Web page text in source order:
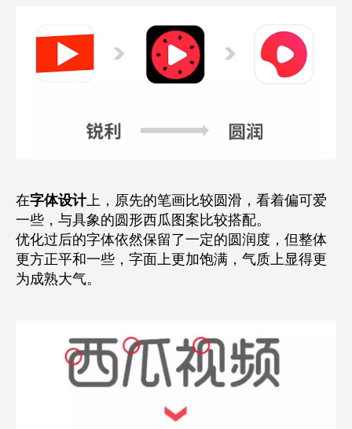
在字体设计上，原先的笔画比较圆滑，看着偏可爱
一些，与具象的圆形西瓜图案比较搭配。
优化过后的字体依然保留了一定的圆润度，但整体
更方正平和一些，字面上更加饱满，气质上显得更
为成熟大气。